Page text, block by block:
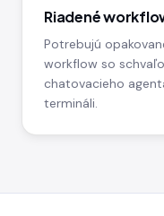
Riadené
Potrebujú
workflow so
chatovacieho
termináli.